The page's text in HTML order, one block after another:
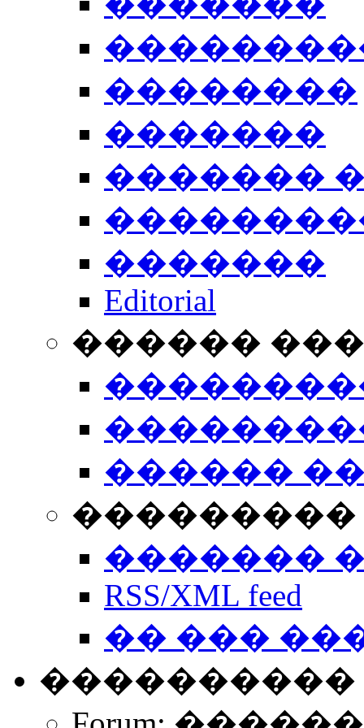
��������
�������
�������
�������
Editorial
������
������
���������
�������
RSS/XML feed
�� ���
����������